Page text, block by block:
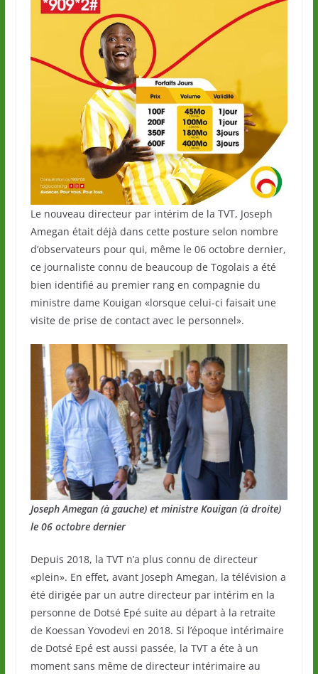
Le nouveau directeur par intérim de la TVT, Joseph
Amegan était déjà dans cette posture selon nombre
d’observateurs pour qui, même le 06 octobre dernier,
ce journaliste connu de beaucoup de Togolais a été
bien identifié au premier rang en compagnie du
ministre dame Kouigan «lorsque celui-ci faisait une
visite de prise de contact avec le personnel».
Joseph Amegan (à gauche) et ministre Kouigan (à droite)
le 06 octobre dernier
Depuis 2018, la TVT n’a plus connu de directeur
«plein». En effet, avant Joseph Amegan, la télévision a
été dirigée par un autre directeur par intérim en la
personne de Dotsé Epé suite au départ à la retraite
de Koessan Yovodevi en 2018. Si l’époque intérimaire
de Dotsé Epé est aussi passée, la TVT a éte à un
moment sans même de directeur intérimaire au